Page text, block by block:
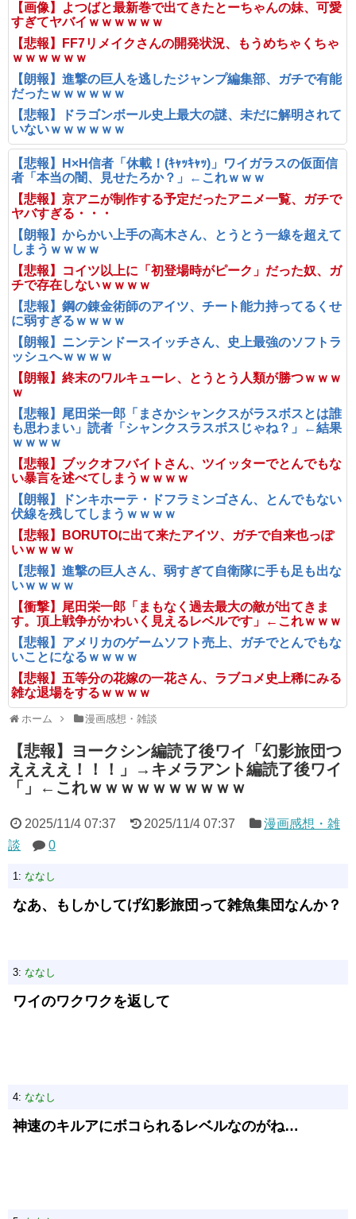
【画像】よつばと最新巻で出てきたとーちゃんの妹、可愛
すぎてヤバイｗｗｗｗｗｗ
【悲報】FF7リメイクさんの開発状況、もうめちゃくちゃ
ｗｗｗｗｗｗ
【朗報】進撃の巨人を逃したジャンプ編集部、ガチで有能
だったｗｗｗｗｗｗ
【悲報】ドラゴンボール史上最大の謎、未だに解明されて
いないｗｗｗｗｗｗ
【悲報】H×H信者「休載！(ｷｬｯｷｬｯ)」ワイガラスの仮面信
者「本当の闇、見せたろか？」←これｗｗｗ
【悲報】京アニが制作する予定だったアニメ一覧、ガチで
ヤバすぎる・・・
【朗報】からかい上手の高木さん、とうとう一線を超えて
しまうｗｗｗｗ
【悲報】コイツ以上に「初登場時がピーク」だった奴、ガ
チで存在しないｗｗｗｗ
【悲報】鋼の錬金術師のアイツ、チート能力持ってるくせ
に弱すぎるｗｗｗｗ
【朗報】ニンテンドースイッチさん、史上最強のソフトラ
ッシュへｗｗｗｗ
【朗報】終末のワルキューレ、とうとう人類が勝つｗｗｗ
ｗ
【悲報】尾田栄一郎「まさかシャンクスがラスボスとは誰
も思わまい」読者「シャンクスラスボスじゃね？」←結果
ｗｗｗｗ
【悲報】ブックオフバイトさん、ツイッターでとんでもな
い暴言を述べてしまうｗｗｗｗ
【朗報】ドンキホーテ・ドフラミンゴさん、とんでもない
伏線を残してしまうｗｗｗｗ
【悲報】BORUTOに出て来たアイツ、ガチで自来也っぽ
いｗｗｗｗ
【悲報】進撃の巨人さん、弱すぎて自衛隊に手も足も出な
いｗｗｗｗ
【衝撃】尾田栄一郎「まもなく過去最大の敵が出てきま
す。頂上戦争がかわいく見えるレベルです」←これｗｗｗ
【悲報】アメリカのゲームソフト売上、ガチでとんでもな
いことになるｗｗｗｗ
【悲報】五等分の花嫁の一花さん、ラブコメ史上稀にみる
雑な退場をするｗｗｗｗ
ホーム 漫画感想・雑談
【悲報】ヨークシン編読了後ワイ「幻影旅団つ
ええええ！！！」→キメラアント編読了後ワイ
「」←これｗｗｗｗｗｗｗｗｗｗ
2025/11/4 07:37 2025/11/4 07:37
漫画感想・雑
談
0
1: ななし
なあ、もしかしてげ幻影旅団って雑魚集団なんか？
3: ななし
ワイのワクワクを返して
4: ななし
神速のキルアにボコられるレベルなのがね…